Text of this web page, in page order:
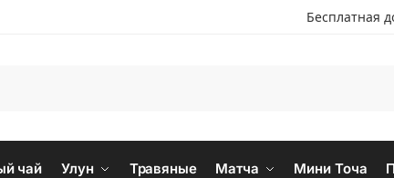
Бесплатная
чай Улун Травяные Матча Мини Точа